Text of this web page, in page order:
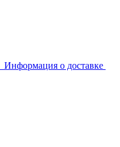
Информация о доставке